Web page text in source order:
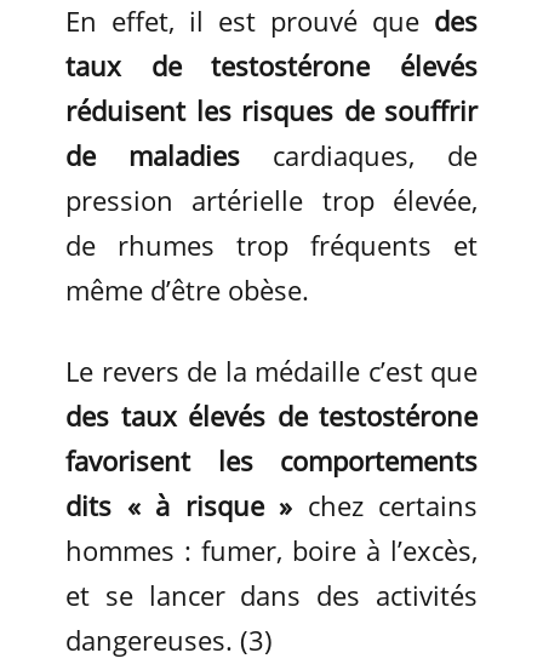
En effet, il est prouvé que des
taux de testostérone élevés
réduisent les risques de souffrir
de maladies cardiaques, de
pression artérielle trop élevée,
de rhumes trop fréquents et
même d’être obèse.
Le revers de la médaille c’est que
des taux élevés de testostérone
favorisent les comportements
dits « à risque » chez certains
hommes : fumer, boire à l’excès,
et se lancer dans des activités
dangereuses. (3)